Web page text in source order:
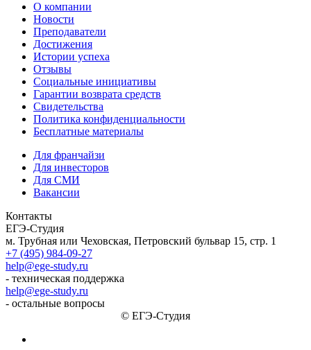
О компании
Новости
Преподаватели
Достижения
Истории успеха
Отзывы
Социальные инициативы
Гарантии возврата средств
Свидетельства
Политика конфиденциальности
Бесплатные материалы
Для франчайзи
Для инвесторов
Для СМИ
Вакансии
Контакты
ЕГЭ-Студия
м. Трубная или Чеховская, Петровский бульвар 15, стр. 1
+7 (495) 984-09-27
help@ege-study.ru
- техническая поддержка
help@ege-study.ru
- остальные вопросы
© ЕГЭ-Студия